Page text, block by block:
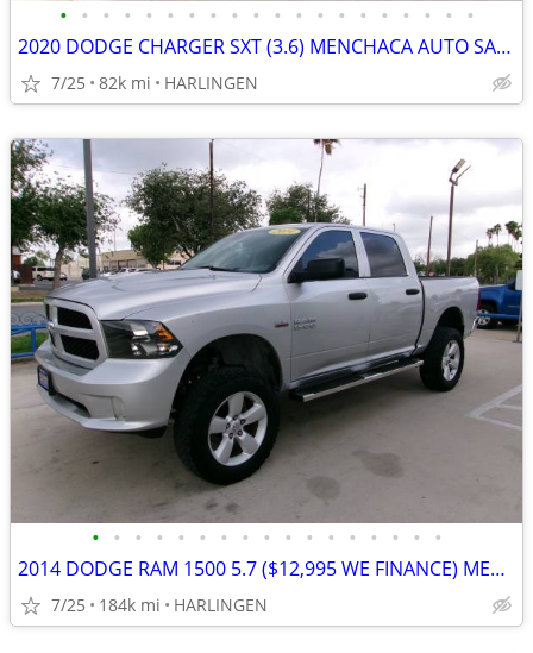
• • • • • • • • • • • • • • • • • • • •
2020 DODGE CHARGER SXT (3.6) MENCHACA AUTO SALES
7/25 82k mi HARLINGEN
• • • • • • • • • • • • • • • • •
2014 DODGE RAM 1500 5.7 ($12,995 WE FINANCE) MENCHACA AUTO SALES
7/25 184k mi HARLINGEN